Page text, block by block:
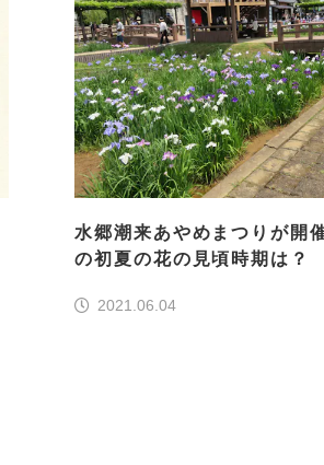
水郷潮来あやめまつりが開
の初夏の花の見頃時期は？
2021.06.04